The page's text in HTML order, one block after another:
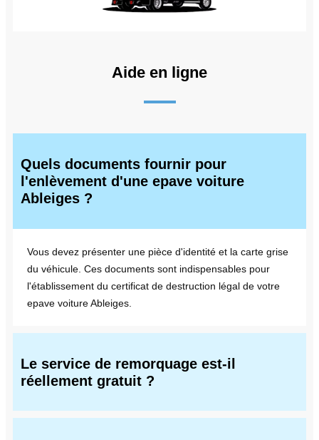
Aide en ligne
Quels documents fournir pour
l'enlèvement d'une epave voiture
Ableiges ?
Vous devez présenter une pièce d'identité et la carte grise
du véhicule. Ces documents sont indispensables pour
l'établissement du certificat de destruction légal de votre
epave voiture Ableiges.
Le service de remorquage est-il
réellement gratuit ?